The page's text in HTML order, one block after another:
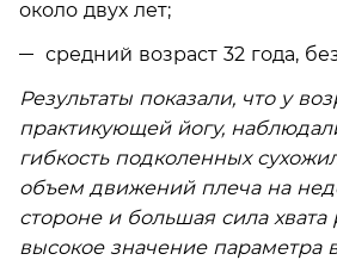
около двух лет;
средний возраст 32 года,
Результаты показали, что у
практикующей йогу,
гибкость подколенных
объем движений плеча на
стороне и большая сила хвата
высокое значение параметра